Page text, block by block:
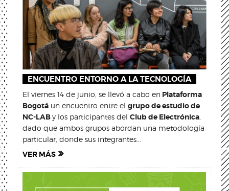
ENCUENTRO ENTORNO A LA TECNOLOGÍA
El viernes 14 de junio, se llevó a cabo en Plataforma
Bogotáun encuentro entre el grupo de estudio de
NC-LABy los participantes del Club de Electrónica,
dado que ambos grupos abordan una metodología
particular, donde sus integrantes...
VER MÁS